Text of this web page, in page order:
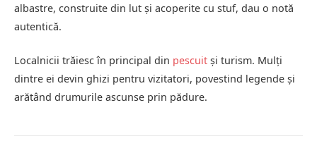
albastre, construite din lut și acoperite cu stuf, dau o notă
autentică.
Localnicii trăiesc în principal din pescuit și turism. Mulți
dintre ei devin ghizi pentru vizitatori, povestind legende și
arătând drumurile ascunse prin pădure.